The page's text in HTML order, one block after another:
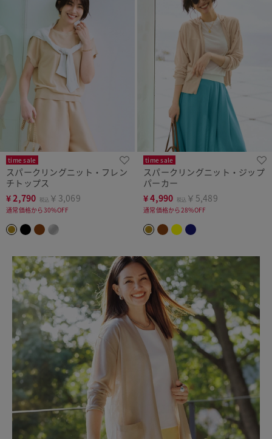
time sale
スパークリングニット・フレン
チトップス
¥2,790 税込 ￥3,069
通常価格から30%OFF
time sale
スパークリングニット・ジップ
パーカー
¥4,990 税込 ￥5,489
通常価格から28%OFF